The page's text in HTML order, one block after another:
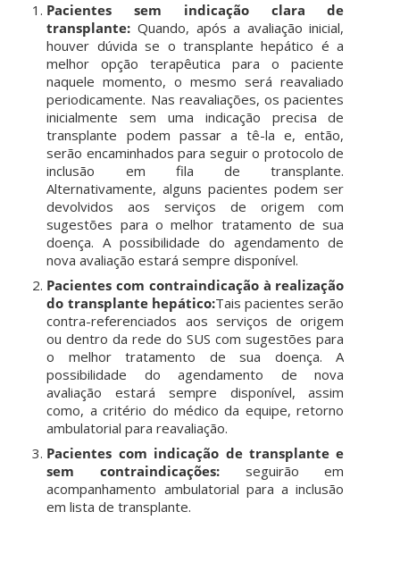
Pacientes sem indicação clara de
transplante: Quando, após a avaliação inicial,
houver dúvida se o transplante hepático é a
melhor opção terapêutica para o paciente
naquele momento, o mesmo será reavaliado
periodicamente. Nas reavaliações, os pacientes
inicialmente sem uma indicação precisa de
transplante podem passar a tê-la e, então,
serão encaminhados para seguir o protocolo de
inclusão em fila de transplante.
Alternativamente, alguns pacientes podem ser
devolvidos aos serviços de origem com
sugestões para o melhor tratamento de sua
doença. A possibilidade do agendamento de
nova avaliação estará sempre disponível.
Pacientes com contraindicação à realização
do transplante hepático:Tais pacientes serão
contra-referenciados aos serviços de origem
ou dentro da rede do SUS com sugestões para
o melhor tratamento de sua doença. A
possibilidade do agendamento de nova
avaliação estará sempre disponível, assim
como, a critério do médico da equipe, retorno
ambulatorial para reavaliação.
Pacientes com indicação de transplante e
sem contraindicações: seguirão em
acompanhamento ambulatorial para a inclusão
em lista de transplante.